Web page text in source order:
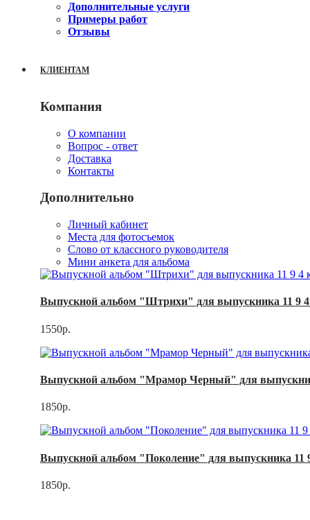
Дополнительные услуги
Примеры работ
Отзывы
КЛИЕНТАМ
Компания
О компании
Вопрос - ответ
Доставка
Контакты
Дополнительно
Личный кабинет
Места для фотосъемок
Слово от классного руководителя
Мини анкета для альбома
Выпускной альбом "Штрихи" для выпускника 11 9 4
1550р.
Выпускной альбом "Мрамор Черный" для
1850р.
Выпускной альбом "Поколение" для выпускника 11
1850р.